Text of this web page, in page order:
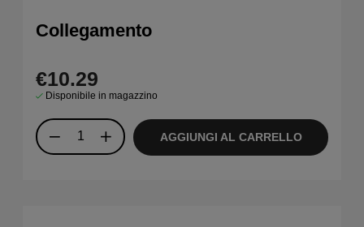
Collegamento
€10.29
Disponibile in magazzino
AGGIUNGI AL CARRELLO